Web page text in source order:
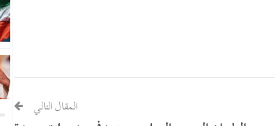
المقال التالي